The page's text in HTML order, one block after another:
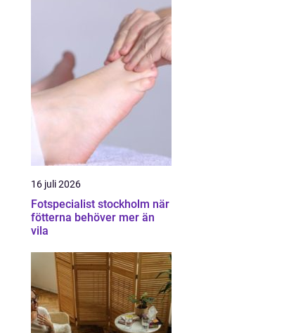
16 juli 2026
Fotspecialist stockholm när
fötterna behöver mer än
vila